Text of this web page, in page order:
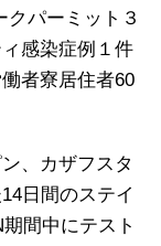
パーミット３
感染症例１件
者寮居住者60
、カザフスタ
日間のステイ
間中にテスト